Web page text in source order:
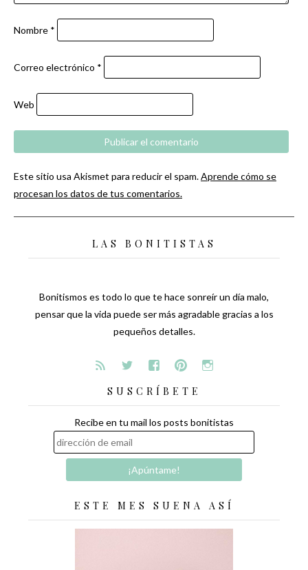
Nombre *
Correo electrónico *
Web
Este sitio usa Akismet para reducir el spam.Aprende cómo se
procesan los datos de tus comentarios.
LAS BONITISTAS
Bonitismos es todo lo que te hace sonreír un día malo,
pensar que la vida puede ser más agradable gracias a los
pequeños detalles.
SUSCRÍBETE
Recibe en tu mail los posts bonitistas
ESTE MES SUENA ASÍ